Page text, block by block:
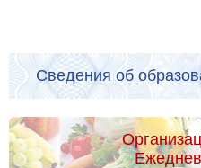
Сведения об